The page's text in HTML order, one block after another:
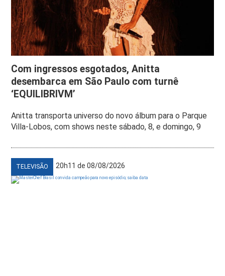
Com ingressos esgotados, Anitta
desembarca em São Paulo com turnê
‘EQUILIBRIVM’
Anitta transporta universo do novo álbum para o Parque
Villa-Lobos, com shows neste sábado, 8, e domingo, 9
TELEVISÃO 20h11 de 08/08/2026